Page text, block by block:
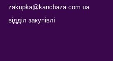
zakupka@kancbaza.com.ua
відділ закупівлі